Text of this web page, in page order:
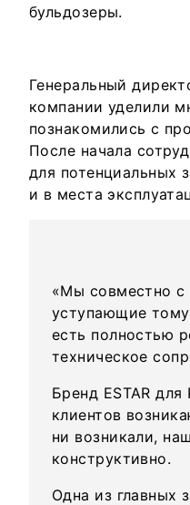
бульдозеры.
Генеральный
компании уделили
познакомились с
После начала
для потенциальных
и в места
«Мы совместно с
уступающие
есть полностью
техническое
Бренд ESTAR
клиентов
ни возникали,
конструктивно.
Одна из главных